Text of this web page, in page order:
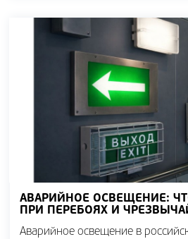
АВАРИЙНОЕ ОСВЕЩЕНИЕ:
ПРИ ПЕРЕБОЯХ И
Аварийное освещение в